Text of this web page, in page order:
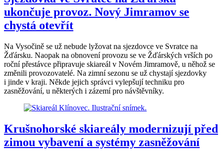
ukončuje provoz. Nový Jimramov se
chystá otevřít
Na Vysočině se už nebude lyžovat na sjezdovce ve Svratce na
Žďársku. Naopak na obnovení provozu se ve Žďárských vrších po
roční přestávce připravuje skiareál v Novém Jimramově, u něhož se
změnili provozovatelé. Na zimní sezonu se už chystají sjezdovky
i jinde v kraji. Někde jejich správci vylepšují techniku pro
zasněžování, u některých i zázemí pro návštěvníky.
Krušnohorské skiareály modernizují před
zimou vybavení a systémy zasněžování